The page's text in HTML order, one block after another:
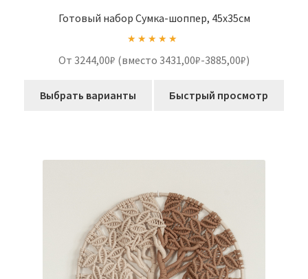
Готовый набор Сумка-шоппер, 45х35см
От 3244,00₽ (вместо 3431,00₽-3885,00₽)
Выбрать варианты Быстрый просмотр